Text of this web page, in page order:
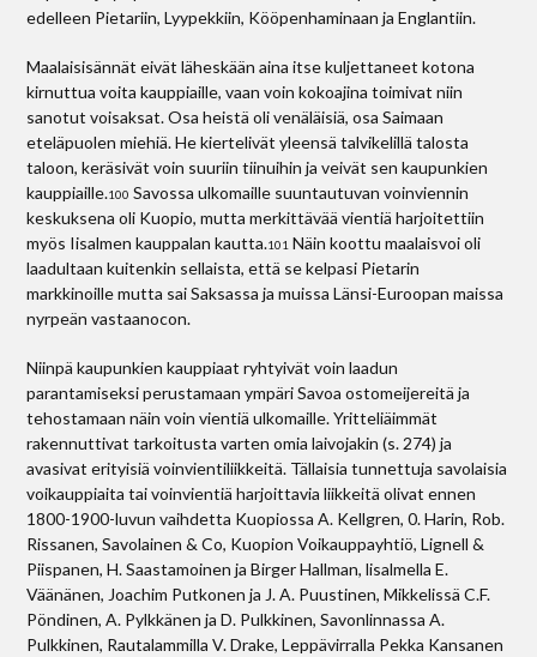
edelleen Pietariin, Lyypekkiin, Kööpenhaminaan ja Englantiin.
Maalaisisännät eivät läheskään aina itse kuljettaneet kotona
kirnuttua voita kauppiaille, vaan voin kokoajina toimivat niin
sanotut voisaksat. Osa heistä oli venäläisiä, osa Saimaan
eteläpuolen miehiä. He kiertelivät yleensä talvikelillä talosta
taloon, keräsivät voin suuriin tiinuihin ja veivät sen kaupunkien
kauppiaille.100 Savossa ulkomaille suuntautuvan voinviennin
keskuksena oli Kuopio, mutta merkittävää vientiä harjoitettiin
myös Iisalmen kauppalan kautta.101 Näin koottu maalaisvoi oli
laadultaan kuitenkin sellaista, että se kelpasi Pietarin
markkinoille mutta sai Saksassa ja muissa Länsi-Euroopan maissa
nyrpeän vastaanocon.
Niinpä kaupunkien kauppiaat ryhtyivät voin laadun
parantamiseksi perustamaan ympäri Savoa ostomeijereitä ja
tehostamaan näin voin vientiä ulkomaille. Yritteliäimmät
rakennuttivat tarkoitusta varten omia laivojakin (s. 274) ja
avasivat erityisiä voinvientiliikkeitä. Tällaisia tunnettuja savolaisia
voikauppiaita tai voinvientiä harjoittavia liikkeitä olivat ennen
1800-1900-luvun vaihdetta Kuopiossa A. Kellgren, 0. Harin, Rob.
Rissanen, Savolainen & Co, Kuopion Voikauppayhtiö, Lignell &
Piispanen, H. Saastamoinen ja Birger Hallman, lisalmella E.
Väänänen, Joachim Putkonen ja J. A. Puustinen, Mikkelissä C.F.
Pöndinen, A. Pylkkänen ja D. Pulkkinen, Savonlinnassa A.
Pulkkinen, Rautalammilla V. Drake, Leppävirralla Pekka Kansanen